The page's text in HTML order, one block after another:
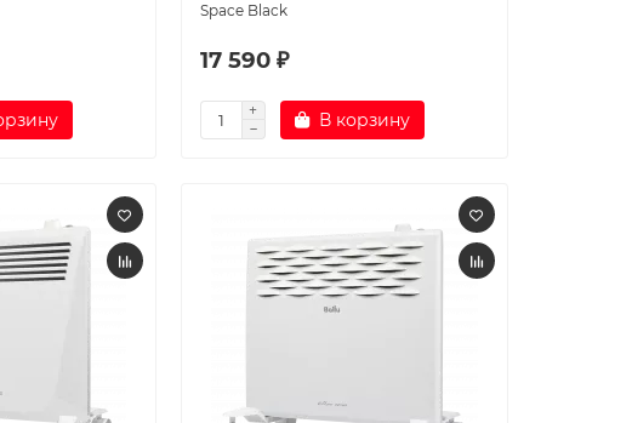
Space Black
17 590 ₽
В корзину